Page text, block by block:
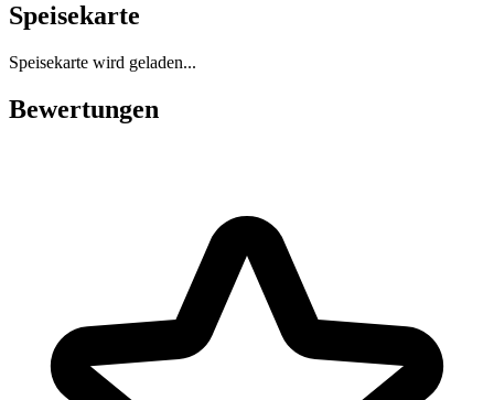
Speisekarte
Speisekarte wird geladen...
Bewertungen